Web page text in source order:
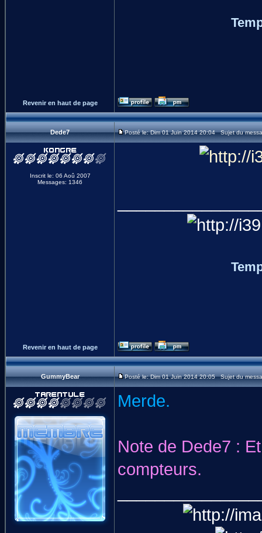
Revenir en haut de page
Dede7 Posté le: Dim 01 Juin 2014 20:04 Sujet du
Inscrit le: 06 Aoû 2007
Messages: 1346
Revenir en haut de page
GummyBear Posté le: Dim 01 Juin 2014 20:05 Sujet du
Merde.
Note de Dede7 :
compteurs.